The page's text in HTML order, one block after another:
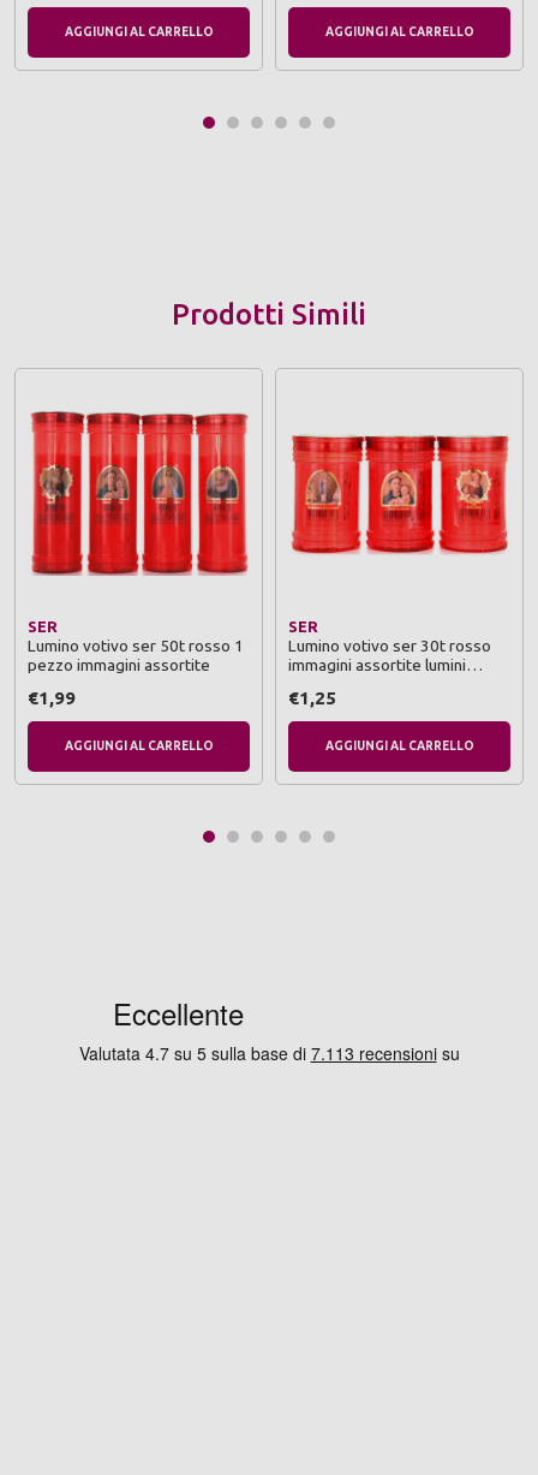
AGGIUNGI AL CARRELLO AGGIUNGI AL CARRELLO
Prodotti Simili
SER
Lumino votivo ser 50t rosso 1
pezzo immagini assortite
€1,99
AGGIUNGI AL CARRELLO
SER
Lumino votivo ser 30t rosso
immagini assortite lumini
€1,25
AGGIUNGI AL CARRELLO